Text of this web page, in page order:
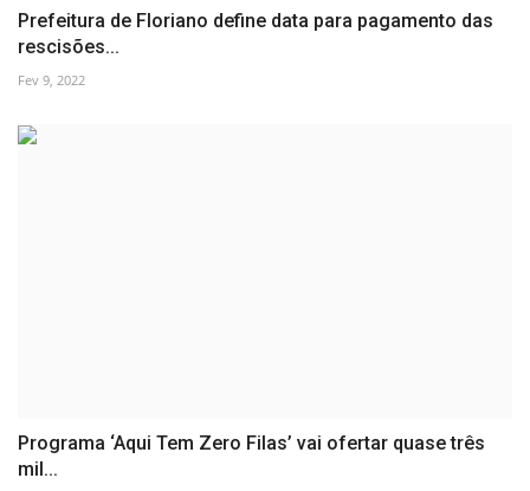
Prefeitura de Floriano define data para pagamento das
rescisões...
Fev 9, 2022
Programa ‘Aqui Tem Zero Filas’ vai ofertar quase três
mil...